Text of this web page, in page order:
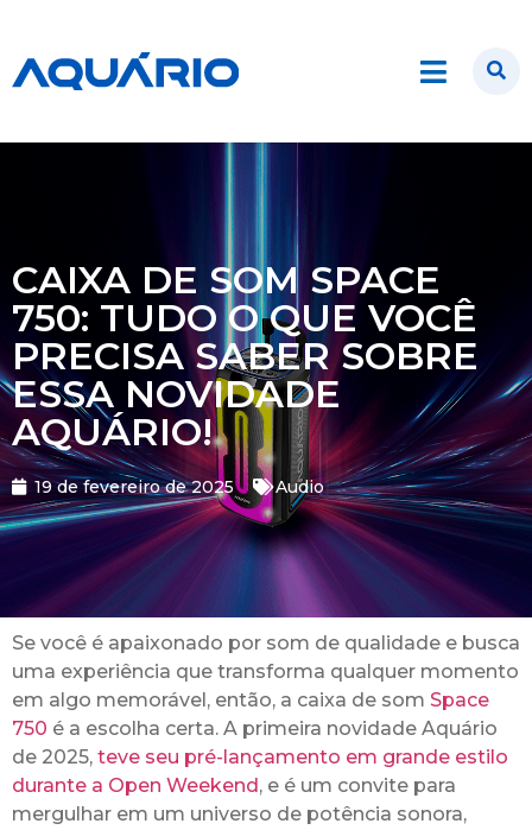
CAIXA DE SOM SPACE
750: TUDO O QUE VOCÊ
PRECISA SABER SOBRE
ESSA NOVIDADE
AQUÁRIO!
19 de fevereiro de 2025 Audio
Se você é apaixonado por som de qualidade e busca
uma experiência que transforma qualquer momento
em algo memorável, então, a caixa de som Space
750 é a escolha certa. A primeira novidade Aquário
de 2025, teve seu pré-lançamento em grande estilo
durante a Open Weekend, e é um convite para
mergulhar em um universo de potência sonora,